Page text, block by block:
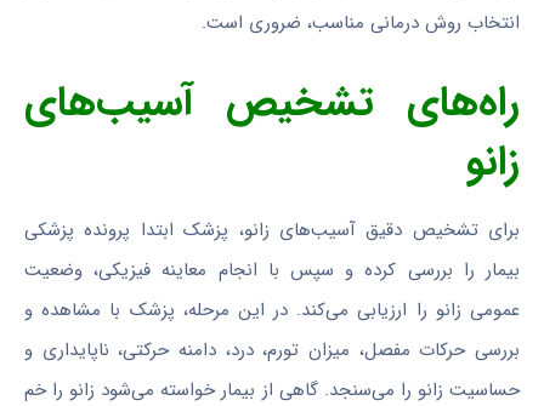
انتخاب روش درمانی مناسب، ضروری است.
راه‌های تشخیص آسیب‌های
زانو
برای تشخیص دقیق آسیب‌های زانو، پزشک ابتدا پرونده پزشکی
بیمار را بررسی کرده و سپس با انجام معاینه فیزیکی، وضعیت
عمومی زانو را ارزیابی می‌کند. در این مرحله، پزشک با مشاهده و
بررسی حرکات مفصل، میزان تورم، درد، دامنه حرکتی، ناپایداری و
حساسیت زانو را می‌سنجد. گاهی از بیمار خواسته می‌شود زانو را خم